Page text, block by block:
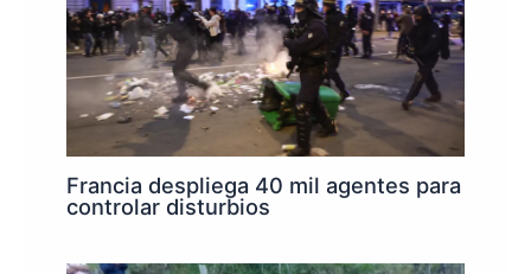
Francia despliega 40 mil agentes para
controlar disturbios